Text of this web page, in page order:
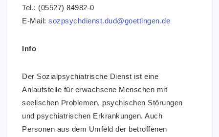
Tel.: (05527) 84982-0
E-Mail: sozpsychdienst.dud@goettingen.de
Info
Der Sozialpsychiatrische Dienst ist eine
Anlaufstelle für erwachsene Menschen mit
seelischen Problemen, psychischen Störungen
und psychiatrischen Erkrankungen. Auch
Personen aus dem Umfeld der betroffenen